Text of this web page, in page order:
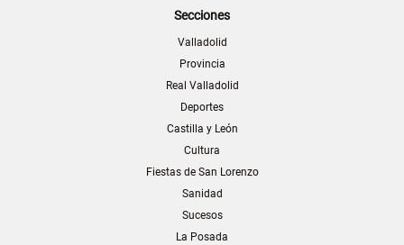
Secciones
Valladolid
Provincia
Real Valladolid
Deportes
Castilla y León
Cultura
Fiestas de San Lorenzo
Sanidad
Sucesos
La Posada